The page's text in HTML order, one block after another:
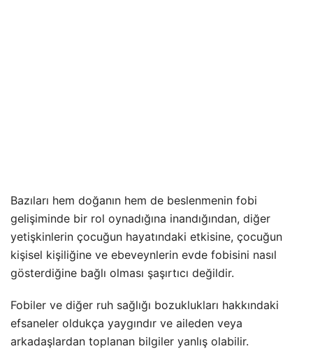
Bazıları hem doğanın hem de beslenmenin fobi
gelişiminde bir rol oynadığına inandığından, diğer
yetişkinlerin çocuğun hayatındaki etkisine, çocuğun
kişisel kişiliğine ve ebeveynlerin evde fobisini nasıl
gösterdiğine bağlı olması şaşırtıcı değildir.
Fobiler ve diğer ruh sağlığı bozuklukları hakkındaki
efsaneler oldukça yaygındır ve aileden veya
arkadaşlardan toplanan bilgiler yanlış olabilir.